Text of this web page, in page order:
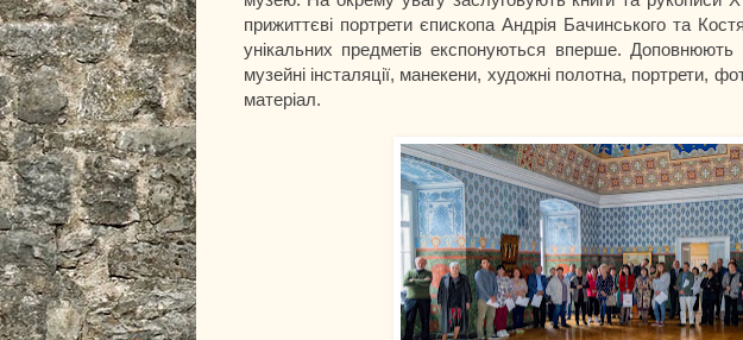
прижиттєві портрети єпископа Андрія Бачинського та
унікальних предметів експонуються вперше. Доповнюють
музейні інсталяції, манекени, художні полотна, портрети,
матеріал.